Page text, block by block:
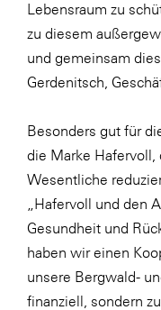
Lebensraum zu
zu diesem
und gemeinsam
Gerdenitsch,
Besonders gut für
die Marke Hafervoll,
Wesentliche
„Hafervoll und den
Gesundheit und
haben wir einen
unsere Bergwald-
finanziell, sondern